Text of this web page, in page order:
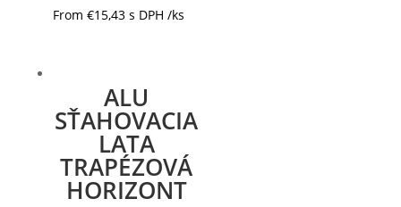
From €15,43 s DPH /ks
ALU
SŤAHOVACIA
LATA
TRAPÉZOVÁ
HORIZONT